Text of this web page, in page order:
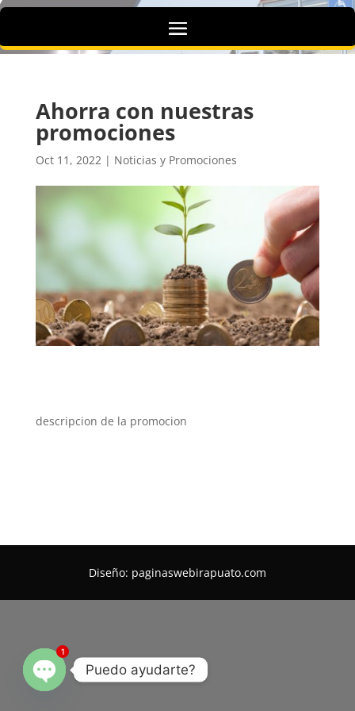
Ahorra con nuestras
promociones
Oct 11, 2022| Noticias y Promociones
descripcion de la promocion
Diseño: paginaswebirapuato.com
Puedo ayudarte?
1